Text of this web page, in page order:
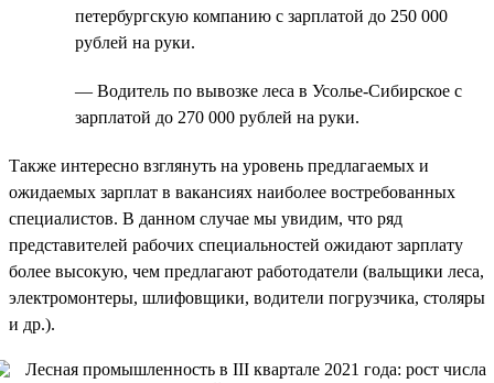
петербургскую компанию с зарплатой до 250 000
рублей на руки.
— Водитель по вывозке леса в Усолье-Сибирское с
зарплатой до 270 000 рублей на руки.
Также интересно взглянуть на уровень предлагаемых и
ожидаемых зарплат в вакансиях наиболее востребованных
специалистов. В данном случае мы увидим, что ряд
представителей рабочих специальностей ожидают зарплату
более высокую, чем предлагают работодатели (вальщики леса,
электромонтеры, шлифовщики, водители погрузчика, столяры
и др.).